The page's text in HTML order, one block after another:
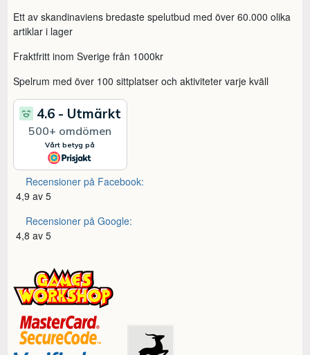
Ett av skandinaviens bredaste spelutbud med över 60.000 olika
artiklar i lager
Fraktfritt inom Sverige från 1000kr
Spelrum med över 100 sittplatser och aktiviteter varje kväll
Recensioner på Facebook:
4,9 av 5
Recensioner på Google:
4,8 av 5